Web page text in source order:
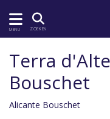
MENU ZOEKEN
Terra
Bouschet
Alicante Bouschet